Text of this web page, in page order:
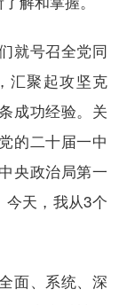
就号召全党同
汇聚起攻坚克
成功经验。关
的二十届一中
央政治局第一
今天，我从3个
面、系统、深